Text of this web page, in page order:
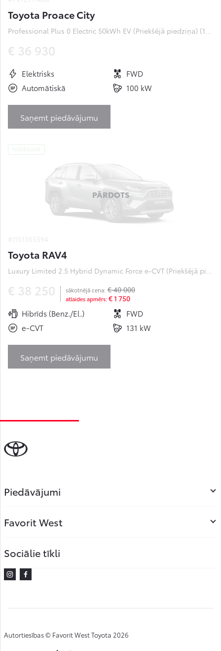
Toyota Proace City
Professional Plus 0 Electric 50kWh EV (Priekšējā piedziņa) (100 kW)
€ 36 930
Elektrisks
FWD
Automātiskā
100 kW
Saņemt piedāvājumu
noliktavā
PĀRDOTS
Toyota RAV4
Luxury Limited 2.5 Hybrid Dynamic Force e-CVT (Priekšējā piedziņa) (131 kW)
€ 38 250 sākotnējā cena: € 40 000
atlaides apmērs: € 1 750
Hibrīds (Benz./El.)
FWD
e-CVT
131 kW
Saņemt piedāvājumu
Piedāvājumi
Favorit West
Sociālie tīkli
Instagram
Facebook
Autortiesības © Favorit West Toyota 2026